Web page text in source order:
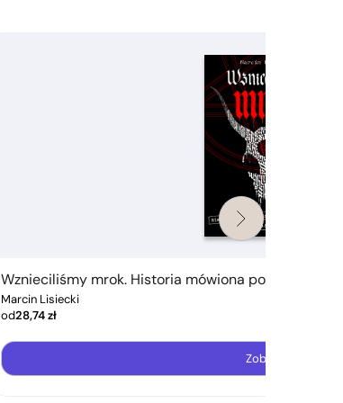
Wznieciliśmy mrok. Historia mówiona polskiej
Marcin Lisiecki
od28,74zł
Zobacz